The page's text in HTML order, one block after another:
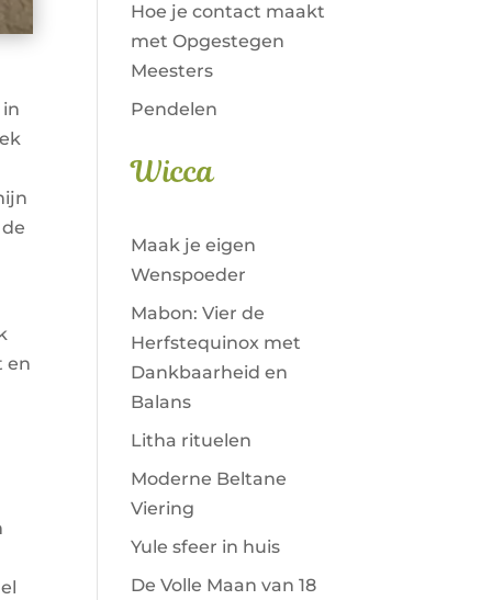
en
Hoe je contact maakt
met Opgestegen
Meesters
Pendelen
Wicca
Maak je eigen
Wenspoeder
Mabon: Vier de
Herfstequinox met
Dankbaarheid en
Balans
Litha rituelen
Moderne Beltane
Viering
Yule sfeer in huis
De Volle Maan van 18